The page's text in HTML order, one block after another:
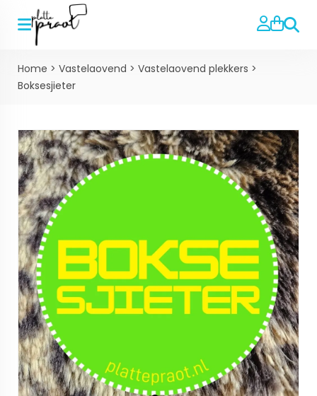
Home > Vastelaovend > Vastelaovend plekkers >
Boksesjieter